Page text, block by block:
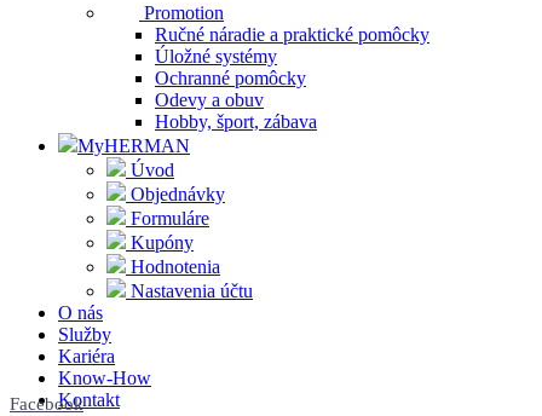
Promotion
Ručné náradie a praktické pomôcky
Úložné systémy
Ochranné pomôcky
Odevy a obuv
Hobby, šport, zábava
MyHERMAN
Úvod
Objednávky
Formuláre
Kupóny
Hodnotenia
Nastavenia účtu
O nás
Služby
Kariéra
Know-How
Kontakt
Facebook